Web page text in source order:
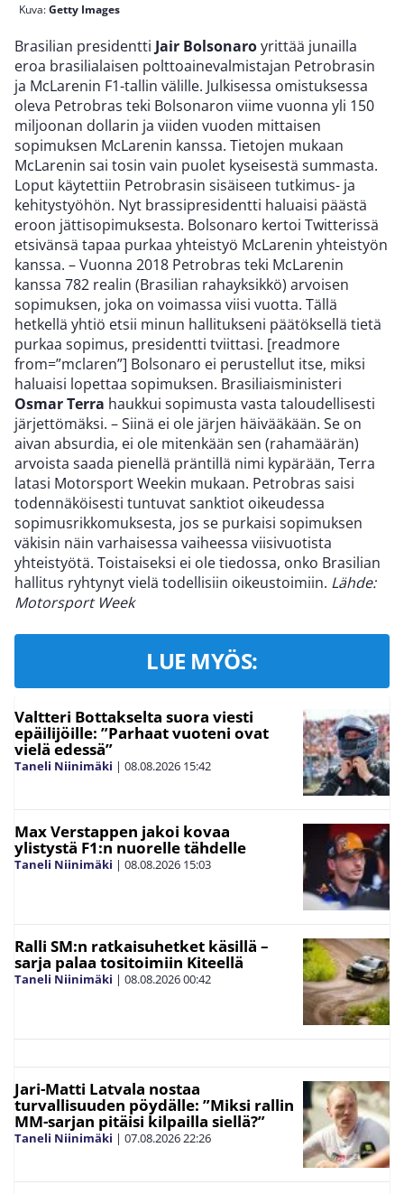
Kuva:Getty Images
Brasilian presidentti Jair Bolsonaroyrittää junailla
eroa brasilialaisen polttoainevalmistajan Petrobrasin
ja McLarenin F1-tallin välille. Julkisessa omistuksessa
oleva Petrobras teki Bolsonaron viime vuonna yli 150
miljoonan dollarin ja viiden vuoden mittaisen
sopimuksen McLarenin kanssa. Tietojen mukaan
McLarenin sai tosin vain puolet kyseisestä summasta.
Loput käytettiin Petrobrasin sisäiseen tutkimus- ja
kehitystyöhön. Nyt brassipresidentti haluaisi päästä
eroon jättisopimuksesta. Bolsonaro kertoi Twitterissä
etsivänsä tapaa purkaa yhteistyö McLarenin yhteistyön
kanssa. – Vuonna 2018 Petrobras teki McLarenin
kanssa 782 realin (Brasilian rahayksikkö) arvoisen
sopimuksen, joka on voimassa viisi vuotta. Tällä
hetkellä yhtiö etsii minun hallitukseni päätöksellä tietä
purkaa sopimus, presidentti tviittasi. [readmore
from=”mclaren”] Bolsonaro ei perustellut itse, miksi
haluaisi lopettaa sopimuksen. Brasiliaisministeri
Osmar Terra haukkui sopimusta vasta taloudellisesti
järjettömäksi. – Siinä ei ole järjen häivääkään. Se on
aivan absurdia, ei ole mitenkään sen (rahamäärän)
arvoista saada pienellä präntillä nimi kypärään, Terra
latasi Motorsport Weekin mukaan. Petrobras saisi
todennäköisesti tuntuvat sanktiot oikeudessa
sopimusrikkomuksesta, jos se purkaisi sopimuksen
väkisin näin varhaisessa vaiheessa viisivuotista
yhteistyötä. Toistaiseksi ei ole tiedossa, onko Brasilian
hallitus ryhtynyt vielä todellisiin oikeustoimiin. Lähde:
Motorsport Week
LUE MYÖS:
Valtteri Bottakselta suora viesti
epäilijöille: ”Parhaat vuoteni ovat
vielä edessä”
Taneli Niinimäki | 08.08.2026 15:42
Max Verstappen jakoi kovaa
ylistystä F1:n nuorelle tähdelle
Taneli Niinimäki | 08.08.2026 15:03
Ralli SM:n ratkaisuhetket käsillä –
sarja palaa tositoimiin Kiteellä
Taneli Niinimäki | 08.08.202600:42
Jari-Matti Latvala nostaa
turvallisuuden pöydälle: ”Miksi rallin
MM-sarjan pitäisi kilpailla siellä?”
Taneli Niinimäki | 07.08.202622:26